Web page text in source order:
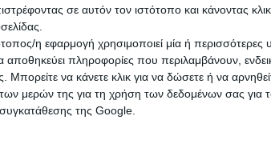
σε αυτόν τον ιστότοπο και κάνοντας
η εφαρμογή χρησιμοποιεί μία ή περισσότερες
αποθηκεύει πληροφορίες που περιλαμβάνουν,
να κάνετε κλικ για να δώσετε ή να
μερών της για τη χρήση των δεδομένων σας
της Google.
χώρας ανάλογα με το εμβαδόν
χορήγησης των επιδομάτων
τα εξής: